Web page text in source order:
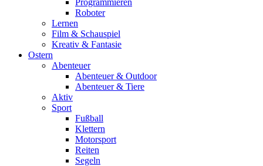
Roboter
Lernen
Film & Schauspiel
Kreativ & Fantasie
Ostern
Abenteuer
Abenteuer & Outdoor
Abenteuer & Tiere
Aktiv
Sport
Fußball
Klettern
Motorsport
Reiten
Segeln